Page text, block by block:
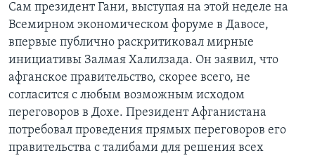
Сам президент Гани, выступая на этой неделе на
Всемирном экономическом форуме в Давосе,
впервые публично раскритиковал мирные
инициативы Залмая Халилзада. Он заявил, что
афганское правительство, скорее всего, не
согласится с любым возможным исходом
переговоров в Дохе. Президент Афганистана
потребовал проведения прямых переговоров его
правительства с талибами для решения всех